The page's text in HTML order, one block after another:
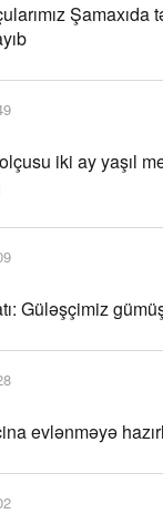
Şamaxıda
iki ay yaşıl
Güləşçimiz
evlənməyə